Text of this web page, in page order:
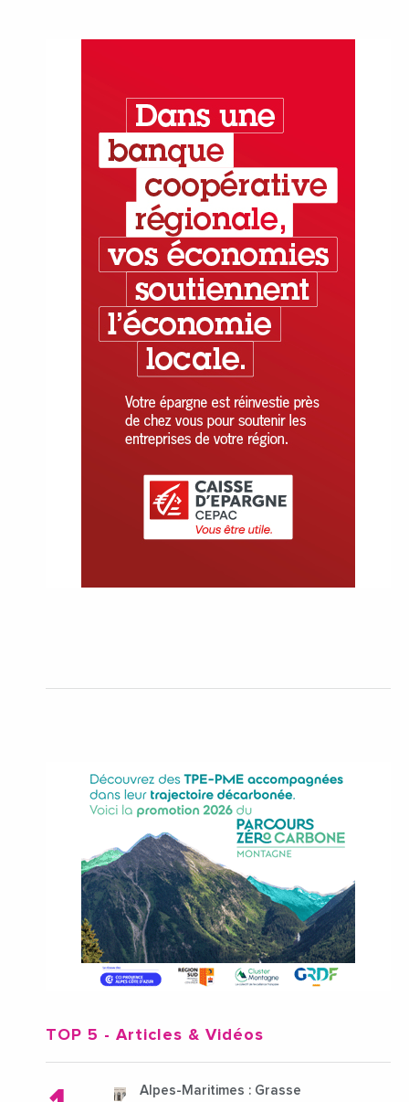
TOP 5 - Articles & Vidéos
Alpes-Maritimes : Grasse